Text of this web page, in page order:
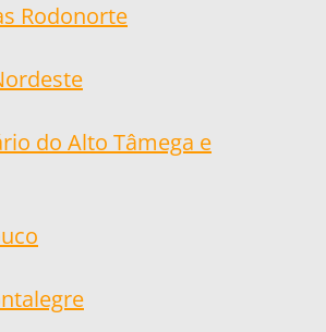
Rodonorte
do Alto Tâmega e